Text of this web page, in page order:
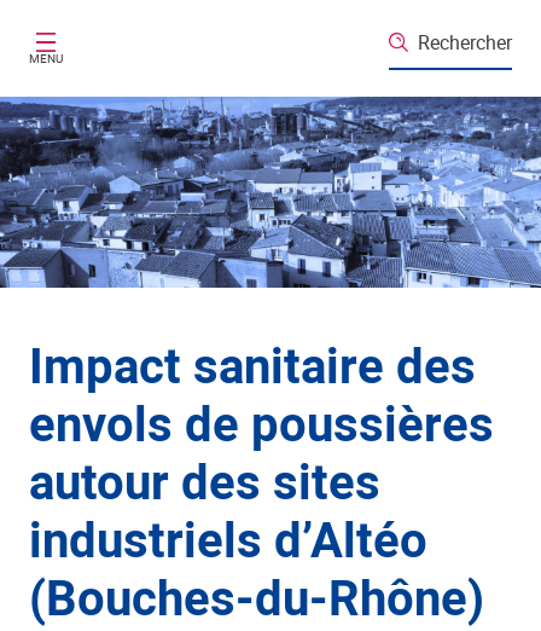
MENU
Rechercher
Impact sanitaire des
envols de poussières
autour des sites
industriels d’Altéo
(Bouches-du-Rhône)